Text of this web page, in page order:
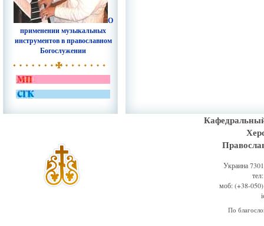
О
применении музыкальных
инструментов в православном
Богослужении
Украина
моб: (+38-
По